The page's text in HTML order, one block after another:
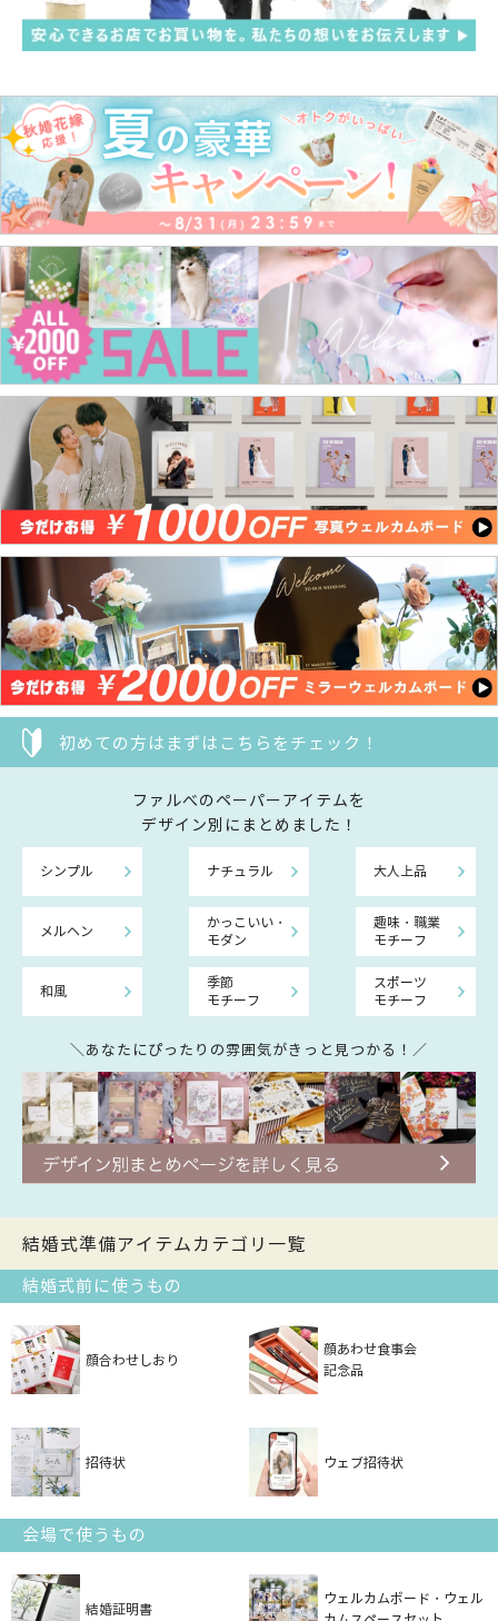
初めての方はまずはこちらをチェック！
ファルべのペーパーアイテムを
デザイン別にまとめました！
シンプル ナチュラル 大人上品
メルヘン
かっこいい・
モダン
趣味・職業
モチーフ
和風
季節
モチーフ
スポーツ
モチーフ
＼あなたにぴったりの雰囲気がきっと見つかる！／
結婚式準備アイテムカテゴリ一覧
結婚式前に使うもの
顔合わせしおり
顔あわせ食事会
記念品
招待状 ウェブ招待状
会場で使うもの
結婚証明書
ウェルカムボード・ウェル